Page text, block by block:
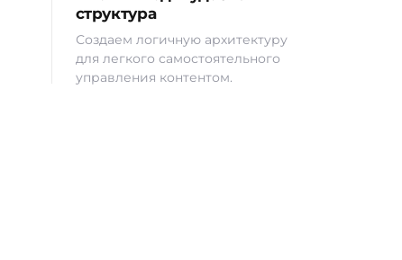
структура
Создаем логичную архитектуру
для легкого самостоятельного
управления контентом.